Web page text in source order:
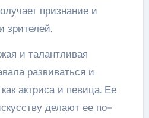
признание и
зрителей.
и талантливая
развиваться и
актриса и певица. Ее
делают ее по-